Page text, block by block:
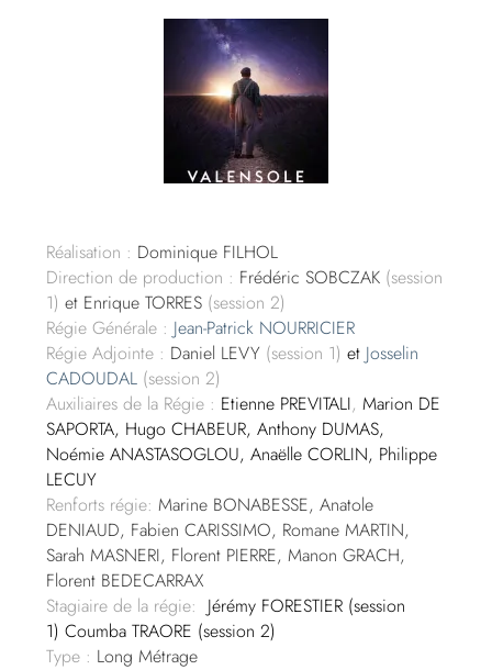
Réalisation : Dominique FILHOL
Direction de production : Frédéric SOBCZAK (session
1) et Enrique TORRES (session 2)
Régie Générale : Jean-Patrick NOURRICIER
Régie Adjointe : Daniel LEVY (session 1)et Josselin
CADOUDAL (session 2)
Auxiliaires de la Régie : Etienne PREVITALI,Marion DE
SAPORTA, Hugo CHABEUR, Anthony DUMAS,
Noémie ANASTASOGLOU, Anaëlle CORLIN, Philippe
LECUY
Renforts régie: Marine BONABESSE, Anatole
DENIAUD, Fabien CARISSIMO, Romane MARTIN,
Sarah MASNERI, Florent PIERRE, Manon GRACH,
Florent BEDECARRAX
Stagiaire de la régie: Jérémy FORESTIER (session
1) Coumba TRAORE (session 2)
Type : Long Métrage